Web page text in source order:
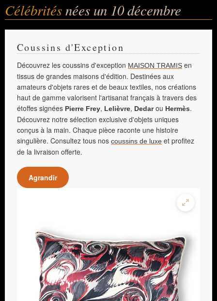
Célébritésnées un 10 décembre
Coussins d'Exception
Découvrez les coussins d'exception MAISON TRAMIS en
tissus de grandes maisons d'édition. Destinées aux
amateurs d'objets rares et de beaux textiles, nos créations
haut de gamme valorisent l'artisanat français à travers des
étoffes signées Pierre Frey, Lelièvre, Dedarou Hermès.
Découvrez notre sélection exclusive d'objets uniques
conçus à la main. Chaque pièce raconte une histoire
singulière. Consultez tous nos coussins de luxe et profitez
de la livraison offerte.
Agrandir